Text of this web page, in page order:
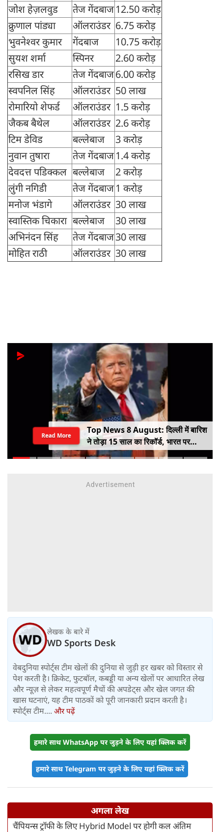
जोश हेज़लवुड
तेज गेंदबाज12.50 करोड़
क्रुणाल पांड्या
ऑलराउंडर 6.75 करोड़
भुवनेश्वर कुमार
गेंदबाज
10.75 करोड़
सुयश शर्मा
स्पिनर
2.60 करोड़
रसिख डार
तेज गेंदबाज6.00 करोड़
स्वपनिल सिंह
ऑलराउंडर 50 लाख
रोमारियो शेफर्ड
ऑलराउंडर 1.5 करोड़
जैकब बैथेल
ऑलराउंडर 2.6 करोड़
टिम डेविड
बल्लेबाज
3 करोड़
नुवान तुषारा
तेज गेंदबाज1.4 करोड़
देवदत्त पडिक्कल बल्लेबाज
2 करोड़
लुंगी नगिडी
तेज गेंदबाज1 करोड़
मनोज भंडागे
ऑलराउंडर 30 लाख
स्वास्तिक चिकारा बल्लेबाज
30 लाख
अभिनंदन सिंह
तेज गेंदबाज30 लाख
मोहित राठी
ऑलराउंडर 30 लाख
Top News 8 August: दिल्ली में बारिश
ने तोड़ा 15 साल का रिकॉर्ड, भारत पर
100% टैरिफ का खतरा; Gen Z पर कंगना
Read More
लेखक के बारे में
WD Sports Desk
वेबदुनिया स्पोर्ट्स टीम खेलों की दुनिया से जुड़ी हर खबर को विस्तार से
पेश करती है। क्रिकेट, फुटबॉल, कबड्डी या अन्य खेलों पर आधारित लेख
और न्यूज़ से लेकर महत्वपूर्ण मैचों की अपडेट्स और खेल जगत की
खास घटनाएं, यह टीम पाठकों को पूरी जानकारी प्रदान करती है।
स्पोर्ट्स टीम.... और पढ़ें
हमारे साथ WhatsApp पर जुड़ने के लिए यहां क्लिक करें
हमारे साथ Telegram पर जुड़ने के लिए यहां क्लिक करें
अगला लेख
चैंपियन्स ट्रॉफी के लिए Hybrid Model पर होगी कल अंतिम